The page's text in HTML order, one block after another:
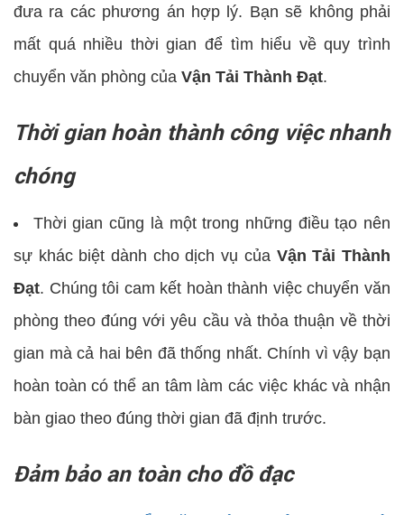
đưa ra các phương án hợp lý. Bạn sẽ không phải
mất quá nhiều thời gian để tìm hiểu về quy trình
chuyển văn phòng của Vận Tải Thành Đạt.
Thời gian hoàn thành công việc nhanh
chóng
Thời gian cũng là một trong những điều tạo nên
sự khác biệt dành cho dịch vụ của Vận Tải Thành
Đạt. Chúng tôi cam kết hoàn thành việc chuyển văn
phòng theo đúng với yêu cầu và thỏa thuận về thời
gian mà cả hai bên đã thống nhất. Chính vì vậy bạn
hoàn toàn có thể an tâm làm các việc khác và nhận
bàn giao theo đúng thời gian đã định trước.
Đảm bảo an toàn cho đồ đạc